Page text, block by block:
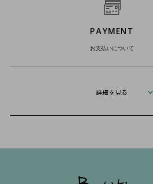
PAYMENT
お支払いについて
詳細を見る